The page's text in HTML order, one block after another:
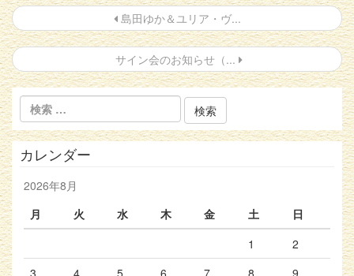
投
稿
ナ
ビ
ゲ
ー
シ
ョ
ン
島田ゆか＆ユリア・ヴ...
サイン会のお知らせ（...
カレンダー
2026年8月
月
火 水 木 金 土
日
1
2
3
4 5 6 7 8
9